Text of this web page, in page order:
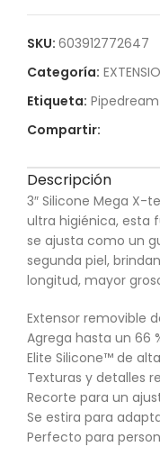
SKU: 603912772647
Categoría:
Etiqueta: Pipedream
Compartir:
Descripción
3″ Silicone Mega X-
ultra higiénica, esta
se ajusta como un
segunda piel,
longitud, mayor
Extensor removible
Agrega hasta un 66
Elite Silicone™ de
Texturas y detalles
Recorte para un
Se estira para
Perfecto para